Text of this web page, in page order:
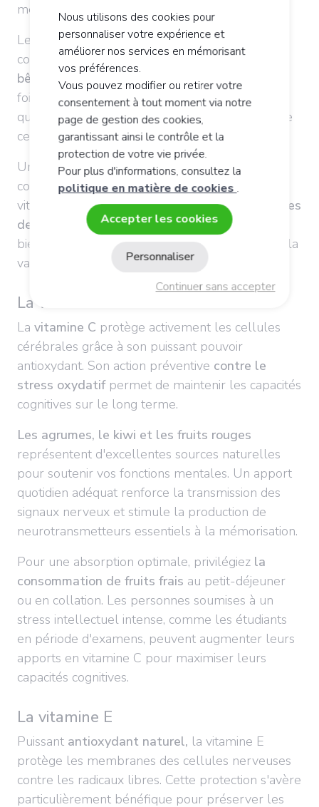
mémorisation des informations.
Les carottes, patates douces et épinards
constituent des sources naturelles riches en
bêta-carotène,
précurseur de la vitamine A. Le
foie, les œufs et les produits laitiers apportent
quant à eux la forme directement assimilable de
cette vitamine.
Une étude récente a démontré qu'une
consommation régulière d'aliments riches en
vitamine A
améliore lesperformances mnésiques
de 15%
chez les adultes2. Pour maximiser ses
bienfaits, privilégiez les légumes crus ou cuits à la
vapeur douce.
La vitamine C
La vitamine C protège activement les cellules
cérébrales grâce à son puissant pouvoir
antioxydant. Son action préventive contre le
stress oxydatifpermet de maintenir les capacités
cognitives sur le long terme.
Les agrumes, le kiwi et les fruits rouges
représentent d'excellentes sources naturelles
pour soutenir vos fonctions mentales. Un apport
quotidien adéquat renforce la transmission des
signaux nerveux et stimule la production de
neurotransmetteurs essentiels à la mémorisation.
Pour une absorption optimale, privilégiez la
consommation de fruits frais au petit-déjeuner
ou en collation. Les personnes soumises à un
stress intellectuel intense, comme les étudiants
en période d'examens, peuvent augmenter leurs
apports en vitamine C pour maximiser leurs
capacités cognitives.
La vitamine E
Puissant antioxydant naturel, la vitamine E
protège les membranes des cellules nerveuses
contre les radicaux libres. Cette protection s'avère
particulièrement bénéfique pour préserver les
Nous utilisons des cookies pour
personnaliser votre expérience et
améliorer nos services en mémorisant
vos préférences.
Vous pouvez modifier ou retirer votre
consentement à tout moment via notre
page de gestion des cookies,
garantissant ainsi le contrôle et la
protection de votre vie privée.
Pour plus d'informations, consultez la
politique en matière de cookies .
Accepter les cookies
Continuer sans accepter
Personnaliser